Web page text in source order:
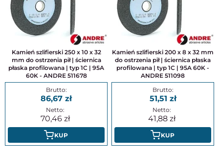
Kamień szlifierski 250 x 10 x 32
mm do ostrzenia pił | ściernica
płaska profilowana | typ 1C | 95A
60K - ANDRE 511678
86,67
70,46
KUP
Kamień szlifierski 200 x 8 x 32 mm
do ostrzenia pił | ściernica płaska
profilowana | typ 1C | 95A 60K -
ANDRE 511098
51,51
41,88
KUP